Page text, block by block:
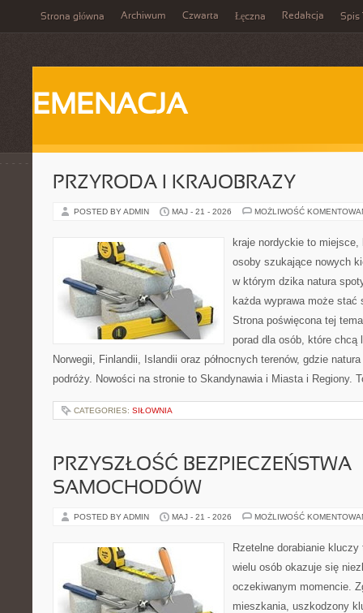
Strona główna Archiwum Czwarta Łęczna Redakcja Spis
EMENACJA
PRZYRODA I KRAJOBRAZY
POSTED BY ADMIN MAJ - 21 - 2026 MOŻLIWOŚĆ
kraje nordyckie to
osoby szukające nowych
w którym dzika natura
każda wyprawa może
Strona poświęcona tej
porad dla osób, które chcą
Norwegii, Finlandii, Islandii oraz północnych terenów, gdzie
podróży. Nowości na stronie to Skandynawia i Miasta i Regiony.
CATEGORIES: SIŁOWNIA
PRZYSZŁOŚĆ BEZPIECZEŃSTWA
SAMOCHODÓW
POSTED BY ADMIN MAJ - 21 - 2026 MOŻLIWOŚĆ
Rzetelne dorabianie
wielu osób okazuje się
oczekiwanym momencie.
mieszkania, uszkodzony